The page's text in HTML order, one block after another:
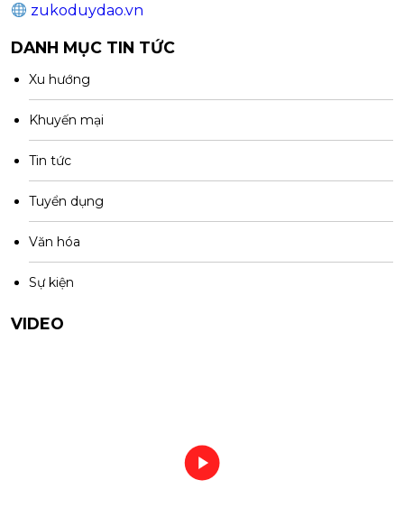
zukoduydao.vn
DANH MỤC TIN TỨC
Xu hướng
Khuyến mại
Tin tức
Tuyển dụng
Văn hóa
Sự kiện
VIDEO